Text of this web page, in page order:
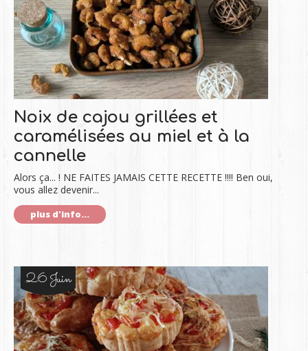
Noix de cajou grillées et
caramélisées au miel et à la
cannelle
Alors ça... ! NE FAITES JAMAIS CETTE RECETTE !!!! Ben oui,
vous allez devenir...
plus d'info...
26 Juin